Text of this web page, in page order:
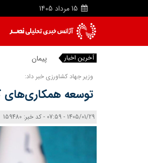
15 مرداد 1405
آخرین اخبار پیمان فیضی رئیس
وزیر جهاد کشاورزی خبر داد:
توسعه همکاری‌های
1405/01/29 - 07:59 - کد خبر: 159480